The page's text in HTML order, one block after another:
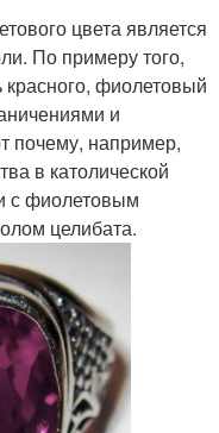
цвета является
По примеру того,
красного, фиолетовый
и
почему, например,
в католической
с фиолетовым
целибата.